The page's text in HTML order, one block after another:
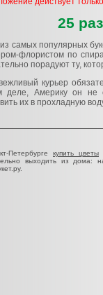
25
самых популярных
флористом по
порадуют ту,
курьер
деле, Америку он не
их в прохладную
Петербурге купить цветы
выходить из дома: